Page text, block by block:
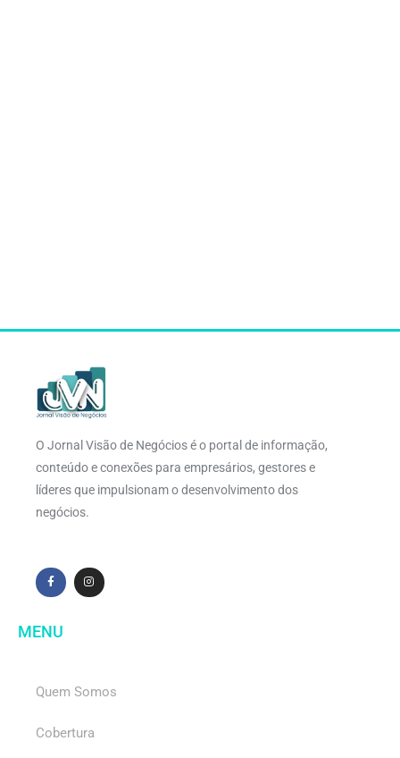
O Jornal Visão de Negócios é o portal de informação,
conteúdo e conexões para empresários, gestores e
líderes que impulsionam o desenvolvimento dos
negócios.
MENU
Quem Somos
Cobertura